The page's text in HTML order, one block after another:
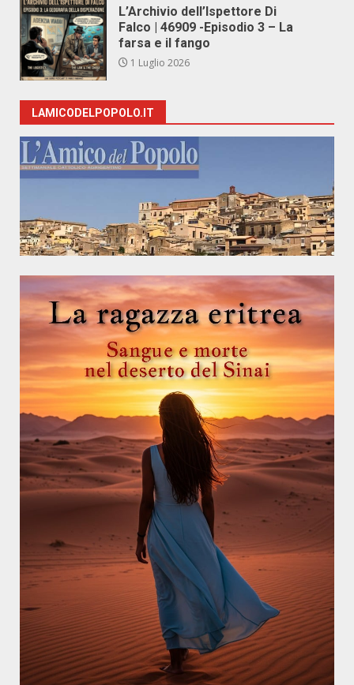
L’Archivio dell’Ispettore Di
Falco | 46909 -Episodio 3 – La
farsa e il fango
1 Luglio 2026
LAMICODELPOPOLO.IT